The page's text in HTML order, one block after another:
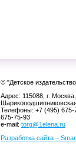
© "Детское
Адрес: 115088, г. Москва,
Телефоны: +7 (495) 675-
675-75-93
e-mail: torg@1elena.ru
Разработка сайта –